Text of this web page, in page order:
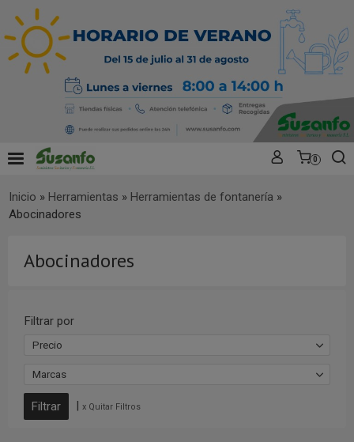
0
Inicio » Herramientas » Herramientas de fontanería »
Abocinadores
Abocinadores
Filtrar por
Precio
Marcas
| x Quitar Filtros